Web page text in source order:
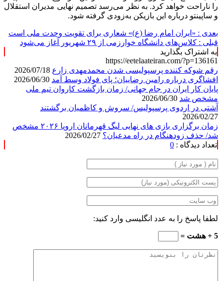
را ناراحت خواهد کرد. به نظر می‌رسد تصمیم نهایی مدیران استقلال
و ساپینتو درباره این بازیکن به‌زودی گرفته شود.
بعدی : «ایران امام رضا (ع)» شعاری برای تقویت وحدت ملی است
قبلی : کلاس‌های دانشگاه خوارزمی از ۲۹ شهریور آغاز می‌شود
به اشتراک بگذارید
https://eetelaateiran.com/?p=136161
رقم شوکه کننده پرسپولیسی شدن محمدمهدی زارع
افشاگری درباره رامین رضاییان؛ پای فولاد وسط آمد
پایان کار ایران در جام جهانی/ زمان بازگشت کاروان تیم ملی
مشخص شد
آشتی در اردوی پرسپولیس/ سروش و کاظمیان برگشتند
2026/02/27
زمان برگزاری بازی های نهایی لیگ قهرمانان اروپا ۲۰۲۶ مشخص
شد/ حذف زودهنگام در راه مدعیان؟
تعداد دیدگاه : 0
لطفا پاسخ را به عدد انگلیسی وارد کنید:
5 + هشت =